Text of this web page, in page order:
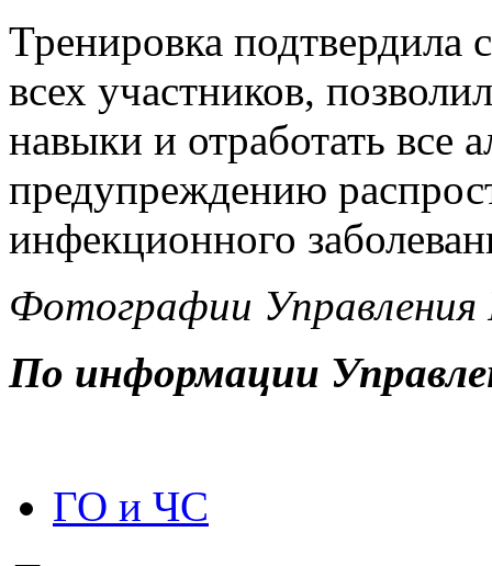
Тренировка подтвердила
всех участников,
навыки и отработать все
предупреждению
инфекционного
Фотографии Управления
По информации
ГО и ЧС